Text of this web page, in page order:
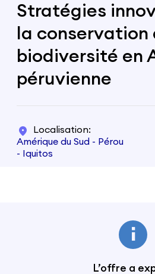
Stratégies
la conservation
biodiversité en
péruvienne
Localisation
Amérique du Sud - Pérou
- Iquitos
L’offre a